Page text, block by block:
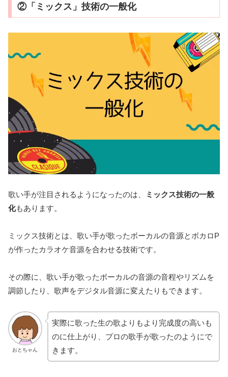
②「ミックス」技術の一般化
歌い手が注目されるようになったのは、
ミックス技術の一般
化もあります。
ミックス技術とは、歌い手が歌ったボーカルの音源とボカロP
が作ったカラオケ音源を合わせる技術です。
その際に、歌い手が歌ったボーカルの音源の音程やリズムを
調節したり、歌声をデジタル音源に変えたりもできます。
おとちゃん
実際に歌った生の歌よりもより完成度の高いも
のに仕上がり、プロの歌手が歌ったのようにで
きます。